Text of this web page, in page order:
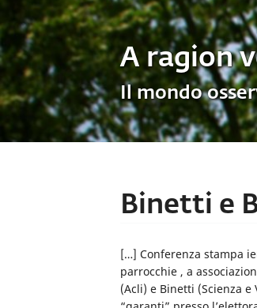
A ragion
Il mondo
Binetti e
[…] Conferenza stampa
parrocchie , a
(Acli) e Binetti (Scienza